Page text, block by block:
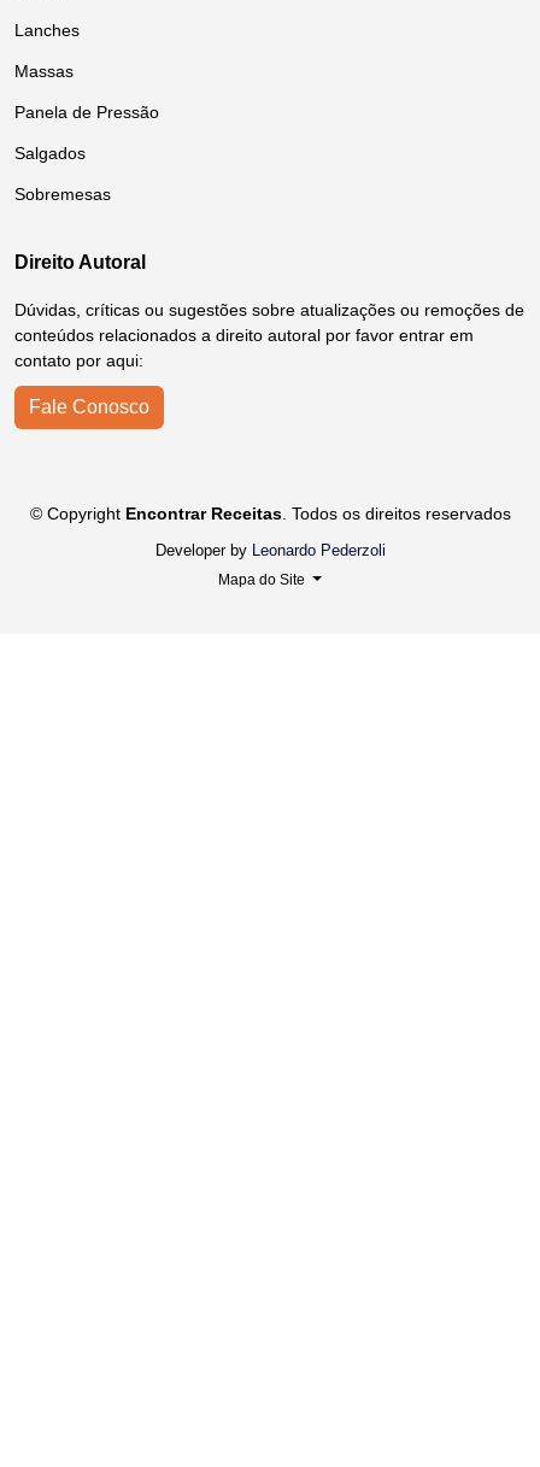
Lanches
Massas
Panela de Pressão
Salgados
Sobremesas
Direito Autoral
Dúvidas, críticas ou sugestões sobre atualizações ou remoções de
conteúdos relacionados a direito autoral por favor entrar em
contato por aqui:
Fale Conosco
© Copyright Encontrar Receitas. Todos os direitos reservados
Developer by Leonardo Pederzoli
Mapa do Site